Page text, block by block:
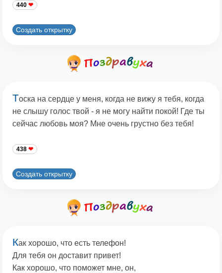
440
Создать открытку
Тоска на сердце у меня, когда не вижу я тебя, когда
не слышу голос твой - я не могу найти покой! Где ты
сейчас любовь моя? Мне очень грустно без тебя!
438
Создать открытку
Как хорошо, что есть телефон!
Для тебя он доставит привет!
Как хорошо, что поможет мне, он,